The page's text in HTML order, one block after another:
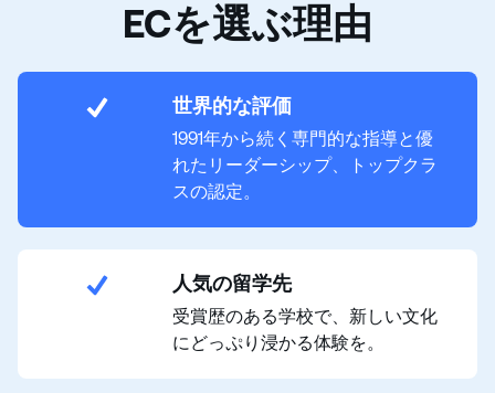
ECを選ぶ理由
世界的な評価
1991年から続く専門的な指導と優
れたリーダーシップ、トップクラ
スの認定。
人気の留学先
受賞歴のある学校で、新しい文化
にどっぷり浸かる体験を。